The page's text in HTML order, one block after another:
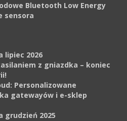
Bluetooth Low Energy
sensora
lipiec 2026
z gniazdka – koniec
Personalizowane
gatewayów i e-sklep
grudzień 2025